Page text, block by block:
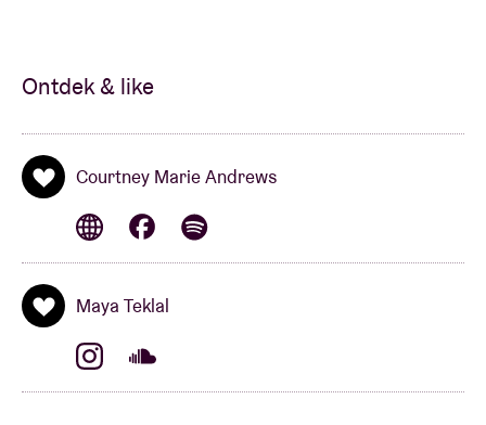
Ontdek & like
Courtney Marie Andrews
Maya Teklal